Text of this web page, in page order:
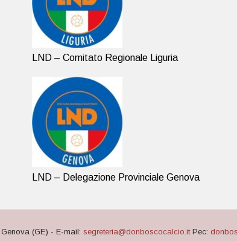
LND – Comitato Regionale Liguria
LND – Delegazione Provinciale Genova
(GE) - E-mail: segreteria@donboscocalcio.itPec: